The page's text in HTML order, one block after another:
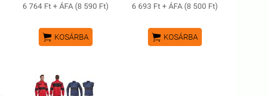
6 764 Ft + ÁFA (8 590 Ft)
 KOSÁRBA
6 693 Ft + ÁFA (8 500 Ft)
 KOSÁRBA